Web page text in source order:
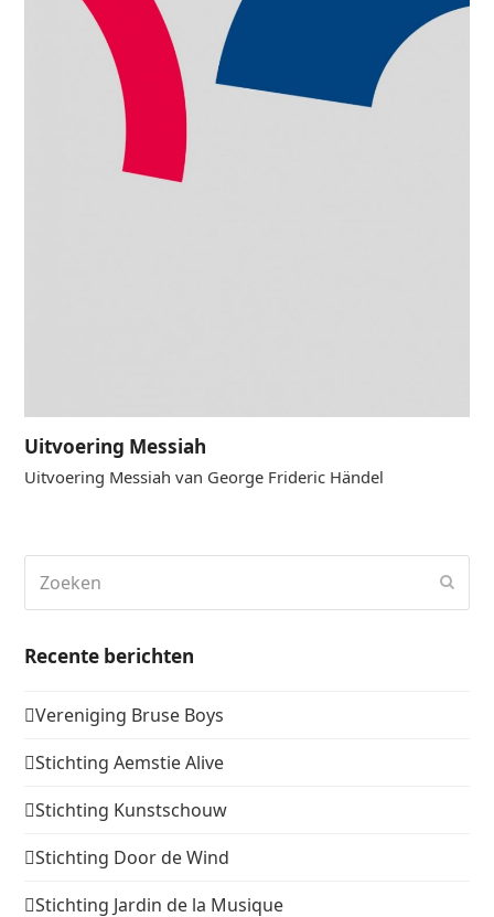
Uitvoering Messiah
Uitvoering Messiah van George Frideric Händel
Recente berichten
Vereniging Bruse Boys
Stichting Aemstie Alive
Stichting Kunstschouw
Stichting Door de Wind
Stichting Jardin de la Musique